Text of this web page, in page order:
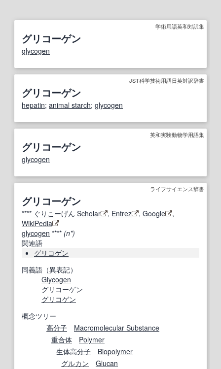
学術用語英和対訳集
グリコーゲン
glycogen
JST科学技術用語日英対訳辞書
グリコーゲン
hepatin; animal starch; glycogen
英和実験動物学用語集
グリコーゲン
glycogen
ライフサイエンス辞書
グリコーゲン
**** ぐりこ ーげん Scholar , Entrez , Google
,
WikiPedia
glycogen **** (n*)
関連語
グリコゲン
同義語（異表記）
Glycogen
グリコーゲン
グリコゲン
概念ツリー
高分子
Macromolecular Substance
重合体
Polymer
生体高分子
Biopolymer
グルカン
Glucan